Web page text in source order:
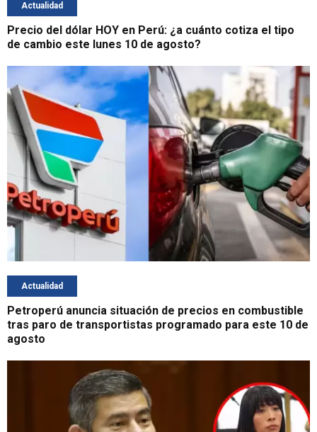
Actualidad
Precio del dólar HOY en Perú: ¿a cuánto cotiza el tipo
de cambio este lunes 10 de agosto?
Actualidad
Petroperú anuncia situación de precios en combustible
tras paro de transportistas programado para este 10 de
agosto